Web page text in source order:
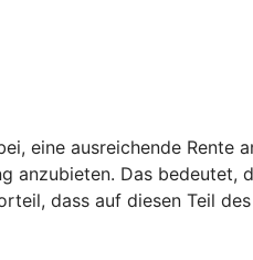
eine ausreichende Rente
Das bedeutet,
dass auf diesen Teil